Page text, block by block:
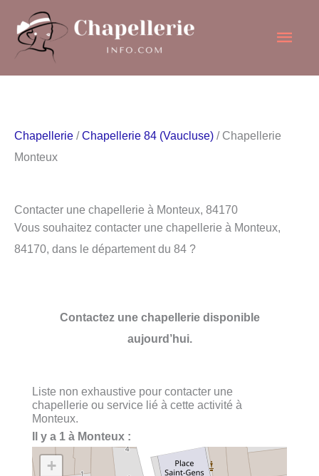
contenu
Chapellerie /Chapellerie 84 (Vaucluse) / Chapellerie
Monteux
Contacter une chapellerie à Monteux, 84170
Vous souhaitez contacter une chapellerie à Monteux,
84170, dans le département du 84 ?
Contactez une chapellerie disponible
aujourd’hui.
Liste non exhaustive pour contacter une
chapellerie ou service lié à cette activité à
Monteux.
Il y a 1 à Monteux :
+